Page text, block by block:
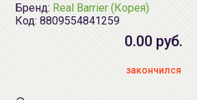
Бренд: Real Barrier (Корея)
Код: 8809554841259
0.00 руб.
закончился